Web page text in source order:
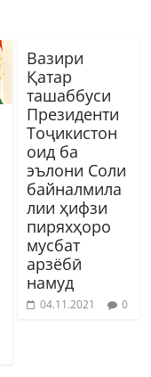
Вазири
Қатар
ташаббуси
Президенти
Тоҷикистон
оид ба
эълони Соли
байналмила
лии ҳифзи
пиряхҳоро
мусбат
арзёбӣ
намуд
04.11.2021 0